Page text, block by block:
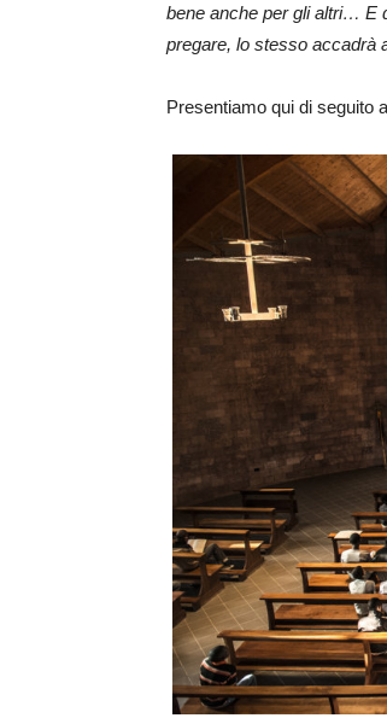
bene anche per gli altri… E
pregare, lo stesso accadrà
Presentiamo qui di seguito